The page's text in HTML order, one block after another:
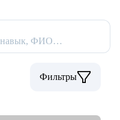
навык, ФИО…
Фильтры